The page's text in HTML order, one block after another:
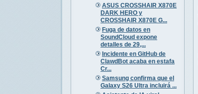
ASUS CROSSHAIR X870E
DARK HERO y
CROSSHAIR X870E G...
Fuga de datos en
SoundCloud expone
detalles de 29,...
Incidente en GitHub de
ClawdBot acaba en estafa
Cr...
Samsung confirma que el
Galaxy S26 Ultra incluirá ...